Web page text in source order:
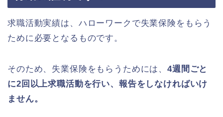
求職活動実績は、ハローワークで失業保険をもらう
ために必要となるものです。
そのため、失業保険をもらうためには、4週間ごと
に2回以上求職活動を行い、報告をしなければいけ
ません。